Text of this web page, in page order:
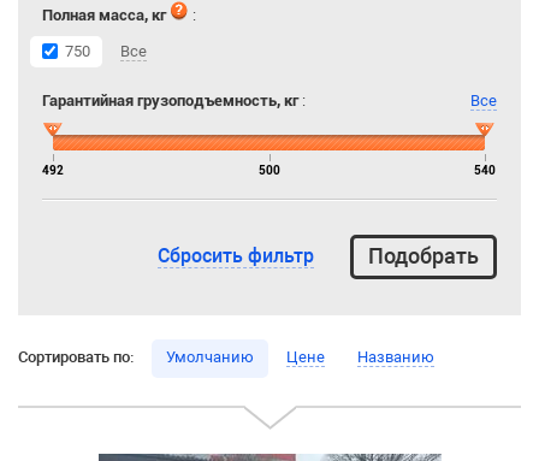
Полная масса, кг
:
750
Все
Гарантийная грузоподъемность, кг: Все
492 500 540
Сбросить фильтр
Сортировать по: Умолчанию Цене Названию